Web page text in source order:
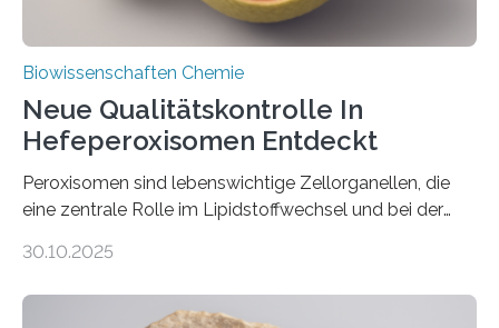
Biowissenschaften Chemie
Neue Qualitätskontrolle In
Hefeperoxisomen Entdeckt
Peroxisomen sind lebenswichtige Zellorganellen, die
eine zentrale Rolle im Lipidstoffwechsel und bei der
erfüllen können, müssen zahlreiche Enzyme präzise in
der Ruhr-Universität Bochum um Prof. Dr. Ralf Erdmann
30.10.2025